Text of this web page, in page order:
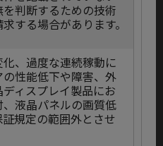
判断するための技術
する場合があります。
、過度な連続稼動に
性能低下や障害、外
ィスプレイ製品にお
液晶パネルの画質低
規定の範囲外とさせ